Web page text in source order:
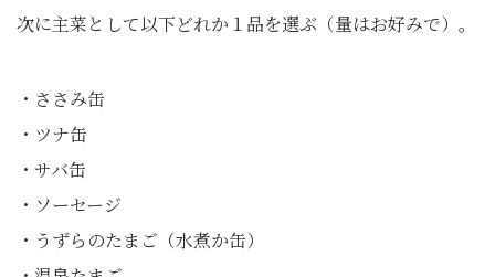
次に主菜として以下どれか１品を選ぶ（量はお好みで）。
・ささみ缶
・ツナ缶
・サバ缶
・ソーセージ
・うずらのたまご（水煮か缶）